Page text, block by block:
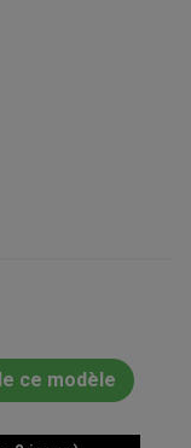
ce modèle